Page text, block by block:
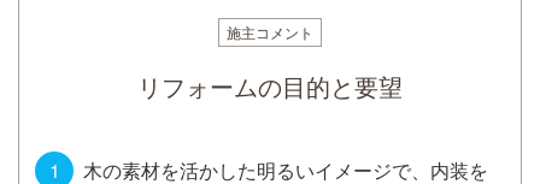
施主コメント
リフォームの目的と要望
木の素材を活かした明るいイメージで、内装を